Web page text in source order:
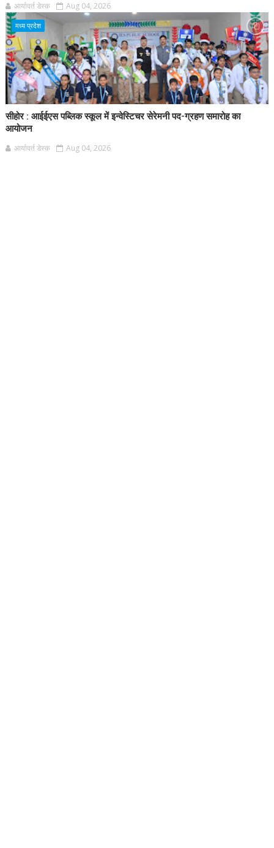
आर्यावर्त डेस्क Aug 04, 2026
मध्य प्रदेश
सीहोर : आईईएस पब्लिक स्कूल में इन्वेस्टिचर सेरेमनी पद-ग्रहण समारोह का
आयोजन
आर्यावर्त डेस्क Aug 04, 2026